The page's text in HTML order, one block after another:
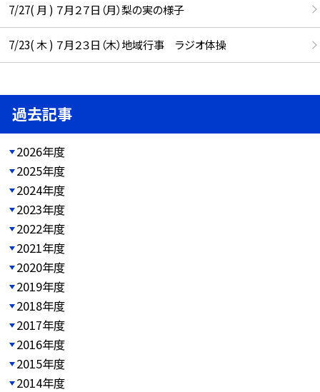
7/27( 月 ) ７月２７日（月）梨の実の様子
7/23( 木 ) ７月２３日（木）地域行事 ラジオ体操
過去記事
2026年度
2025年度
2024年度
2023年度
2022年度
2021年度
2020年度
2019年度
2018年度
2017年度
2016年度
2015年度
2014年度